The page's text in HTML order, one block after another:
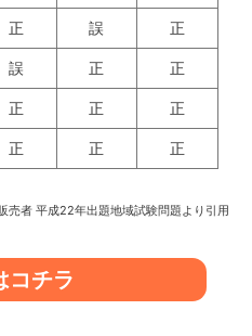
正 誤 正
誤 正 正
正 正 正
正 正 正
売者 平成22年出題地域試験問題より引用
コチラ